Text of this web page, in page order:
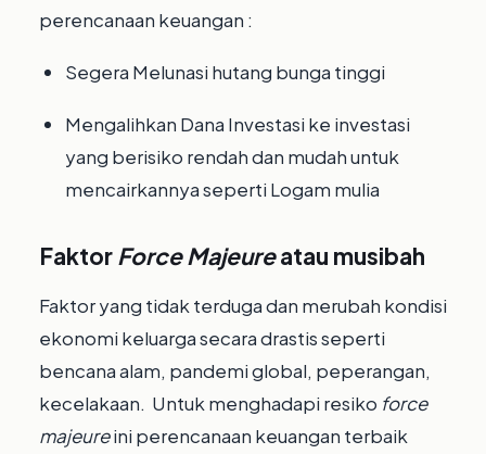
perencanaan keuangan :
Segera Melunasi hutang bunga tinggi
Mengalihkan Dana Investasi ke investasi
yang berisiko rendah dan mudah untuk
mencairkannya seperti Logam mulia
FaktorForce Majeureatau musibah
Faktor yang tidak terduga dan merubah kondisi
ekonomi keluarga secara drastis seperti
bencana alam, pandemi global, peperangan,
kecelakaan. Untuk menghadapi resiko force
majeureini perencanaan keuangan terbaik